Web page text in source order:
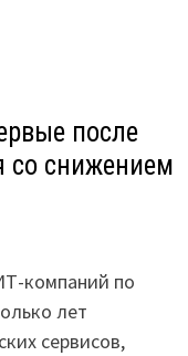
после
со снижением
компаний по
лет
сервисов,